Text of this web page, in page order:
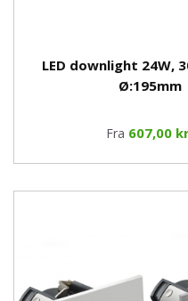
LED downlight 24W,
Ø:195mm
Fra 607,00